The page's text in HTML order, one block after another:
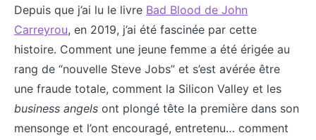
Depuis que j’ai lu le livre Bad Blood de John
Carreyrou, en 2019, j’ai été fascinée par cette
histoire. Comment une jeune femme a été érigée au
rang de “nouvelle Steve Jobs” et s’est avérée être
une fraude totale, comment la Silicon Valley et les
business angels ont plongé tête la première dans son
mensonge et l’ont encouragé, entretenu… comment